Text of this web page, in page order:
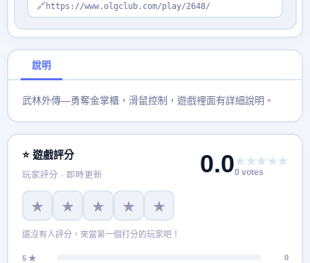
🔗 https://www.olgclub.com/play/2648/
說明
武林外傳—勇奪金掌櫃，滑鼠控制，遊戲裡面有詳細說明。
⭐ 遊戲評分
玩家評分 · 即時更新 0.0★★★★★
0 votes
★ ★ ★ ★ ★
還沒有人評分，來當第一個打分的玩家吧！
5 ★
0